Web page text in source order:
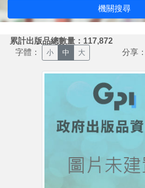
機關搜尋
累計出版品總數量：117,872
字體： 小 中 大 分享：